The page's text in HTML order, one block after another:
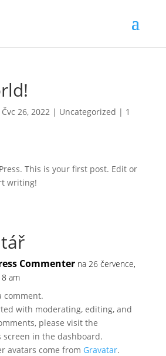
Čvc 26, 2022| Uncategorized | 1
This is your first post. Edit or
writing!
Commenter na 26 července,
am
comment.
with moderating, editing, and
please visit the
screen in the dashboard.
avatars come from Gravatar.